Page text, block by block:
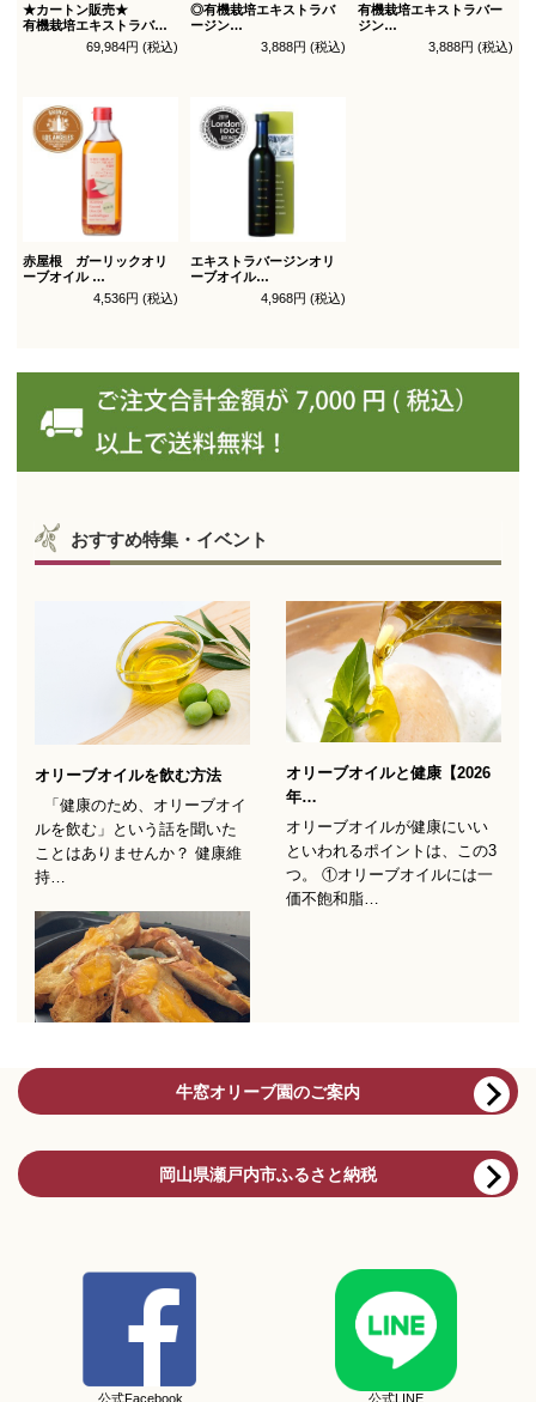
★カートン販売★
有機栽培エキストラバー
オリーブオイル ブレンド
69,984円 (税込)
◎有機栽培エキストラバ
ージン
オリーブオイル ブレンド
3,888円 (税込)
有機栽培エキストラバー
ジン
オリーブオイル シングル
3,888円 (税込)
赤屋根 ガーリックオリ
ーブオイル
4,536円 (税込)
エキストラバージンオリ
ーブオイル
トルトサ 450g 1本箱入
（スペイン自社農園産）
4,968円 (税込)
牛窓オリーブ園のご案内
岡山県瀬戸内市ふるさと納税
公式Facebook
公式LINE